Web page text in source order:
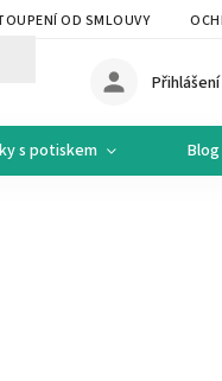
OD SMLOUVY
Přihlášení
s potiskem Blog